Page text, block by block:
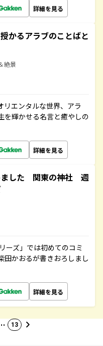
詳細を見る
かるアラブのことばと
絶景
リエンタルな世界、アラ
を輝かせる名言と癒やしの
詳細を見る
ました 関東の神社 週
ーズ」では初めてのコミ
田かおるが書きおろしまし
詳細を見る
13